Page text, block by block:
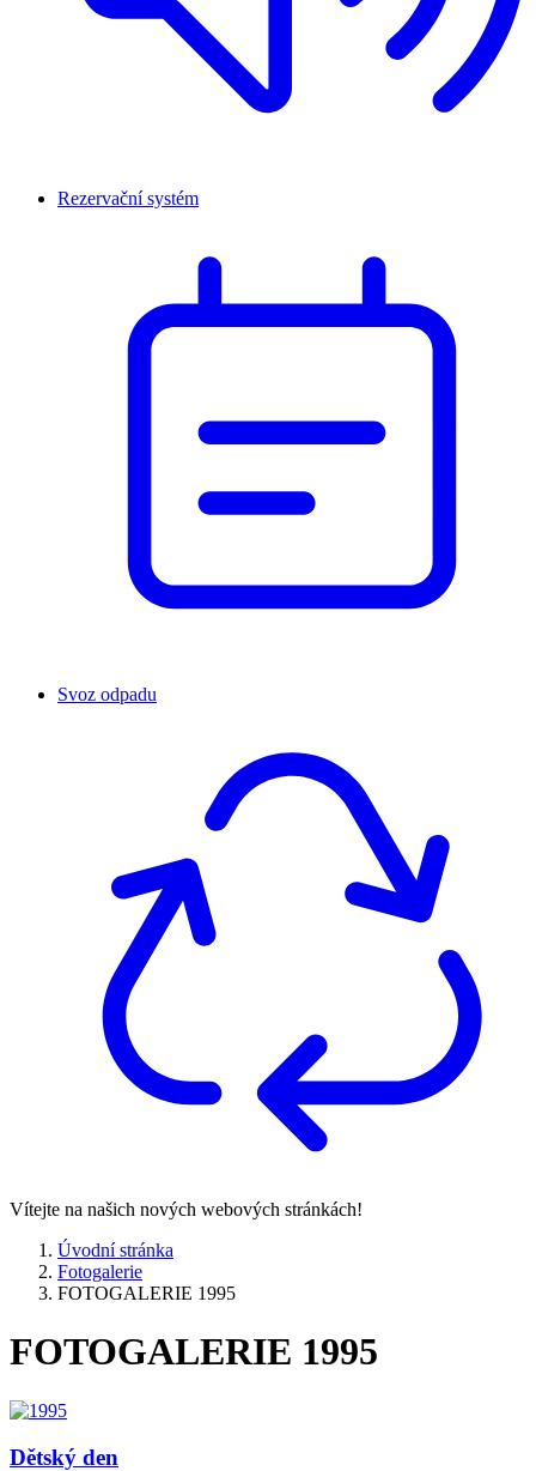
Rezervační systém
Svoz odpadu
Vítejte na našich nových webových stránkách!
Úvodní stránka
Fotogalerie
FOTOGALERIE 1995
FOTOGALERIE 1995
Dětský den